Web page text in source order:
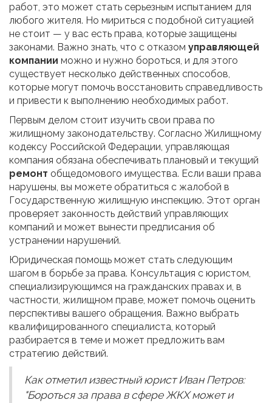
работ, это может стать серьезным испытанием для
любого жителя. Но мириться с подобной ситуацией
не стоит — у вас есть права, которые защищены
законами. Важно знать, что с отказом управляющей
компании можно и нужно бороться, и для этого
существует несколько действенных способов,
которые могут помочь восстановить справедливость
и привести к выполнению необходимых работ.
Первым делом стоит изучить свои права по
жилищному законодательству. Согласно Жилищному
кодексу Российской Федерации, управляющая
компания обязана обеспечивать плановый и текущий
ремонт общедомового имущества. Если ваши права
нарушены, вы можете обратиться c жалобой в
Государственную жилищную инспекцию. Этот орган
проверяет законность действий управляющих
компаний и может вынести предписания об
устранении нарушений.
Юридическая помощь может стать следующим
шагом в борьбе за права. Консультация с юристом,
специализирующимся на гражданских правах и, в
частности, жилищном праве, может помочь оценить
перспективы вашего обращения. Важно выбрать
квалифицированного специалиста, который
разбирается в теме и может предложить вам
стратегию действий.
Как отметил известный юрист Иван Петров:
"Бороться за права в сфере ЖКХ может и